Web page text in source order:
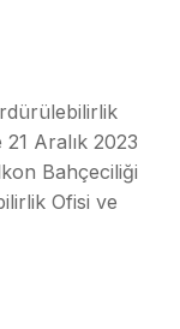
Aralık 2023
Bahçeciliği
Ofisi ve